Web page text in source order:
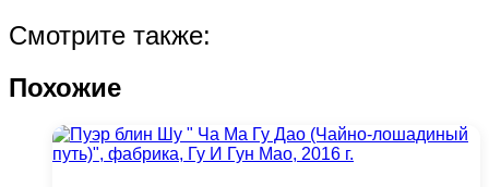
Смотрите также:
Похожие